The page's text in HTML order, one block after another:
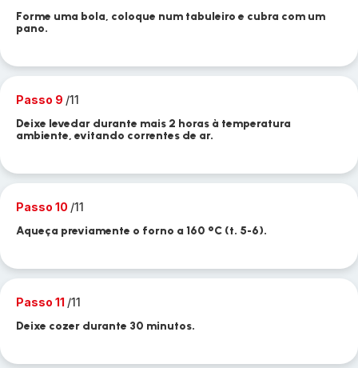
Forme uma bola, coloque num tabuleiro e cubra com um
pano.
Passo 9 /11
Deixe levedar durante mais 2 horas à temperatura
ambiente, evitando correntes de ar.
Passo 10 /11
Aqueça previamente o forno a 160 °C (t. 5-6).
Passo 11 /11
Deixe cozer durante 30 minutos.